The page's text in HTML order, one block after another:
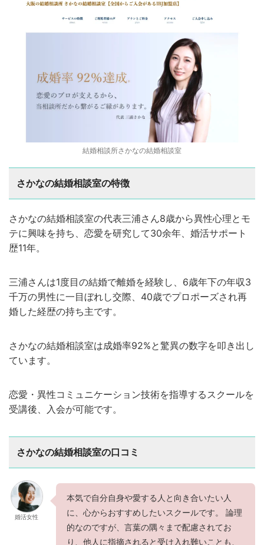
結婚相談所さかなの結婚相談室
さかなの結婚相談室の特徴
さかなの結婚相談室の代表三浦さん8歳から異性心理とモ
テに興味を持ち、恋愛を研究して30余年、婚活サポート
歴11年。
三浦さんは1度目の結婚で離婚を経験し、6歳年下の年収3
千万の男性に一目ぼれし交際、40歳でプロポーズされ再
婚した経歴の持ち主です。
さかなの結婚相談室は成婚率92%と驚異の数字を叩き出し
ています。
恋愛・異性コミュニケーション技術を指導するスクールを
受講後、入会が可能です。
さかなの結婚相談室の口コミ
婚活女性
本気で自分自身や愛する人と向き合いたい人
に、心からおすすめしたいスクールです。 論理
的なのですが、言葉の隅々まで配慮されてお
り、他人に指摘されると受け入れ難いことも、